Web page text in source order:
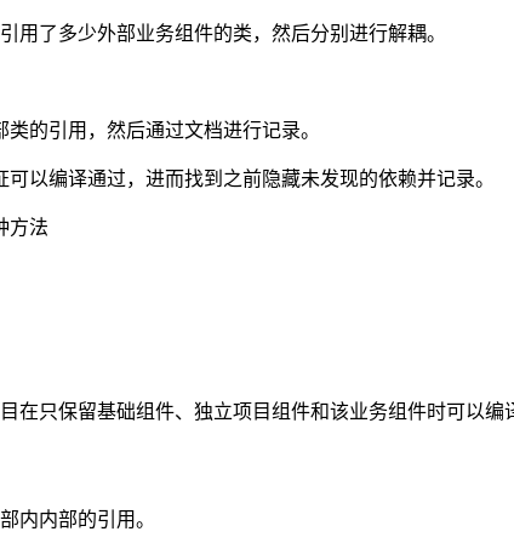
了多少外部业务组件的类，然后分别进行解耦。
的引用，然后通过文档进行记录。
以编译通过，进而找到之前隐藏未发现的依赖并记录。
方法
在只保留基础组件、独立项目组件和该业务组件时可以编
内内部的引用。